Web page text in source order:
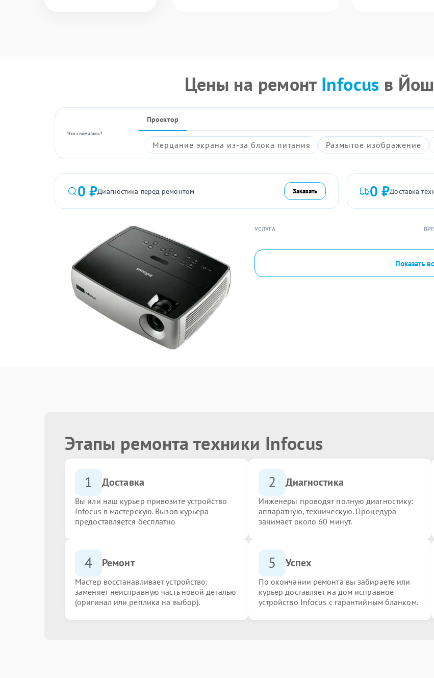
Цены на ремонт Infocus в
Что сломалось?
Проектор
Мерцание экрана из-за блока питания Размытое изображение
0 ₽Диагностика перед ремонтом Заказать 0 ₽Доставка
УСЛУГА
Показать
Этапы ремонта техники Infocus
1 Доставка
Вы или наш курьер привозите устройство
Infocus в мастерскую. Вызов курьера
предоставляется бесплатно
2 Диагностика
Инженеры проводят полную диагностику:
аппаратную, техническую. Процедура
занимает около 60 минут.
4 Ремонт
Мастер восстанавливает устройство:
заменяет неисправную часть новой деталью
(оригинал или реплика на выбор).
5 Успех
По окончании ремонта вы забираете или
курьер доставляет на дом исправное
устройство Infocus с гарантийным бланком.